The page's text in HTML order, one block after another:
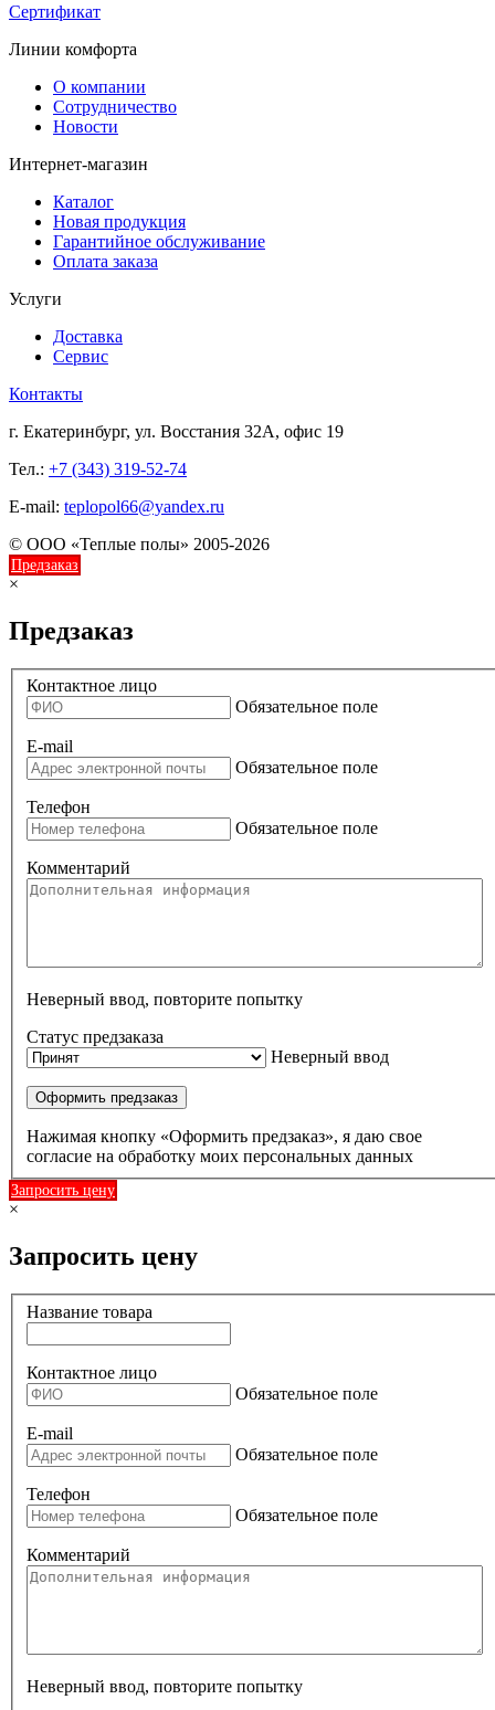
Сертификат
Линии комфорта
О компании
Сотрудничество
Новости
Интернет-магазин
Каталог
Новая продукция
Гарантийное обслуживание
Оплата заказа
Услуги
Доставка
Сервис
Контакты
г. Екатеринбург, ул. Восстания 32А, офис 19
Тел.: +7 (343) 319-52-74
E-mail: teplopol66@yandex.ru
© ООО «Теплые полы» 2005-2026
Предзаказ
×
Предзаказ
Контактное лицо
Обязательное поле
E-mail
Обязательное поле
Телефон
Обязательное поле
Комментарий
Неверный ввод, повторите попытку
Статус предзаказа
Неверный ввод
Оформить предзаказ
Нажимая кнопку «Оформить предзаказ», я даю свое
согласие на обработку моих персональных данных
Запросить цену
×
Запросить цену
Название товара
Контактное лицо
Обязательное поле
E-mail
Обязательное поле
Телефон
Обязательное поле
Комментарий
Неверный ввод, повторите попытку